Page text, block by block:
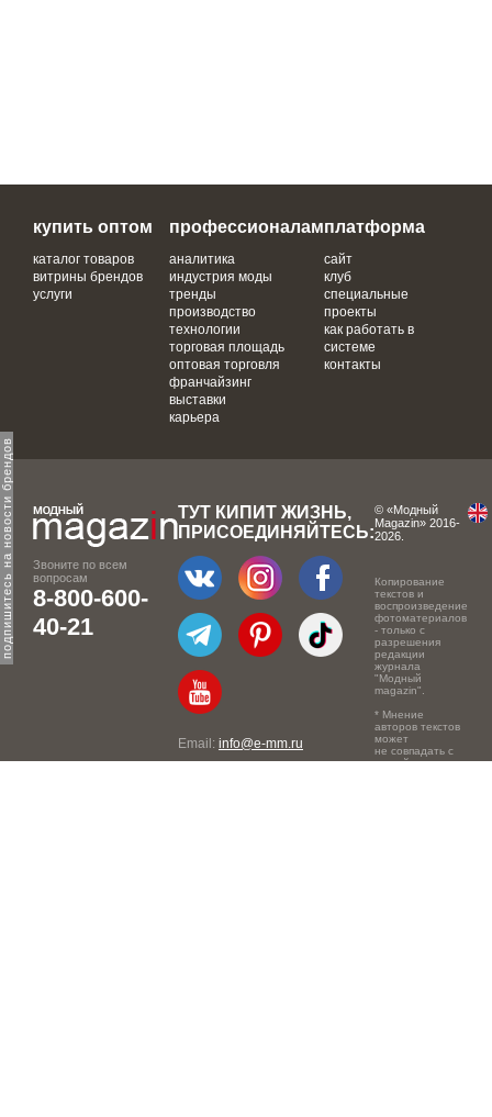
подпишитесь на новости брендов
купить оптом
каталог товаров
витрины брендов
услуги
профессионалам
аналитика
индустрия моды
тренды
производство
технологии
торговая площадь
оптовая торговля
франчайзинг
выставки
карьера
платформа
сайт
клуб
специальные
проекты
как работать в
системе
контакты
Звоните по всем
вопросам
8-800-600-
40-21
ТУТ КИПИТ ЖИЗНЬ,
ПРИСОЕДИНЯЙТЕСЬ:
Email: info@e-mm.ru
© «Модный
Magazin» 2016-
2026.
Копирование
текстов и
воспроизведение
фотоматериалов
- только с
разрешения
редакции
журнала
"Модный
magazin".
* Мнение
авторов текстов
может
не совпадать с
точкой зрения